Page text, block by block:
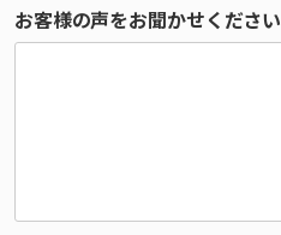
お客様の声をお聞かせください